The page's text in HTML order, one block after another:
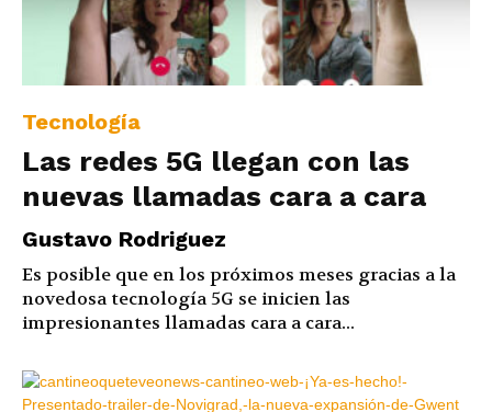
Tecnología
Las redes 5G llegan con las
nuevas llamadas cara a cara
Gustavo Rodriguez
Es posible que en los próximos meses gracias a la
novedosa tecnología 5G se inicien las
impresionantes llamadas cara a cara...